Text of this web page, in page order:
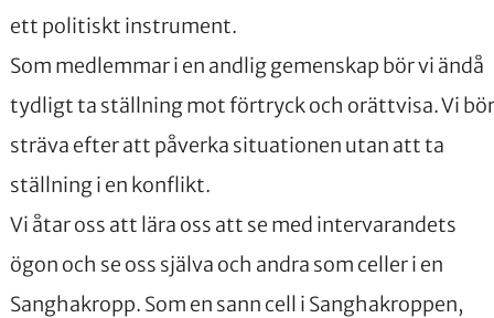
ett politiskt instrument.
Som medlemmar i en andlig gemenskap bör vi ändå
tydligt ta ställning mot förtryck och orättvisa. Vi bör
sträva efter att påverka situationen utan att ta
ställning i en konflikt.
Vi åtar oss att lära oss att se med intervarandets
ögon och se oss själva och andra som celler i en
Sanghakropp. Som en sann cell i Sanghakroppen,